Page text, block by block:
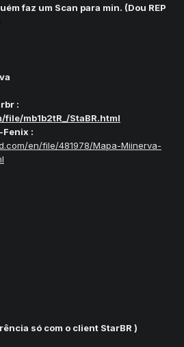
faz um Scan para min. (Dou REP
:
mb1b2tR_/StaBR.html
Fenix :
en/file/481978/Mapa-Miinerva-
só com o client StarBR )